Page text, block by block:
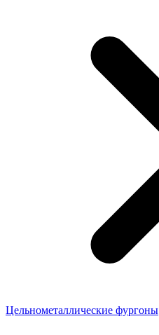
Цельнометаллические фургоны